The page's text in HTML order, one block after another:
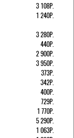
3 108Р.
1 240Р.
3 280Р.
440Р.
2 900Р.
3 950Р.
373Р.
342Р.
400Р.
729Р.
1 770Р.
5 290Р.
1 063Р.